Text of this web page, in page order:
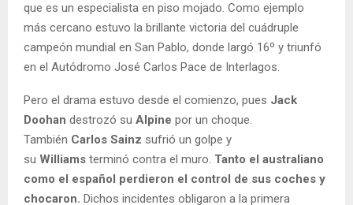
que es un especialista en piso mojado. Como ejemplo
más cercano estuvo la brillante victoria del cuádruple
campeón mundial en San Pablo, donde largó 16º y triunfó
en el Autódromo José Carlos Pace de Interlagos.
Pero el drama estuvo desde el comienzo, pues Jack
Doohan destrozó su Alpine por un choque.
También Carlos Sainz sufrió un golpe y
su Williams terminó contra el muro. Tanto el australiano
como el español perdieron el control de sus coches y
chocaron. Dichos incidentes obligaron a la primera